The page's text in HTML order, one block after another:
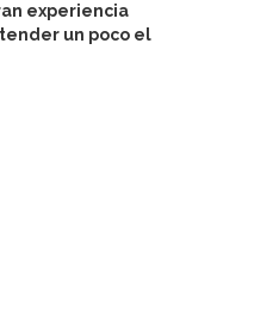
experiencia
un poco el